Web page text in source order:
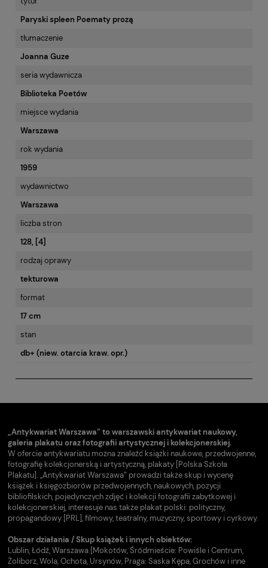
Paryski spleen Poematy prozą
tłumaczenie
Joanna Guze
seria wydawnicza
Biblioteka Poetów
miejsce wydania
Warszawa
rok wydania
1959
wydawnictwo
Warszawa
liczba stron
128, [4]
rodzaj oprawy
tekturowa
format
17 cm
stan
db+ (niew. otarcia kraw. opr.)
„Antykwariat Warszawa” to warszawski antykwariat naukowy,
galeria plakatu oraz fotografii artystycznej i kolekcjonerskiej.
W ofercie antykwariatu można znaleźć książki naukowe, przedwojenne,
fotografię kolekcjonerską i artystyczną, plakaty [Polska Szkoła
Plakatu]. „Antykwariat Warszawa” prowadzi także skup i wycenę
książek i księgozbiorów przedwojennych, naukowych, pozycji
bibliofilskich, pojedynczych zdjęć i kolekcji fotografii zabytkowej i
kolekcjonerskiej, interesuje nas także plakat polski: polityczny,
propagandowy [PRL], filmowy, teatralny, muzyczny, sportowy i cyrkowy.
Obszar działania / Skup książek i innych obiektów:
Lublin, Łódź, Warszawa [Mokotów, Śródmieście: Powiśle i Centrum,
Żoliborz, Wola, Ochota, Ursynów, Praga: Saska Kępa, Grochów i inne